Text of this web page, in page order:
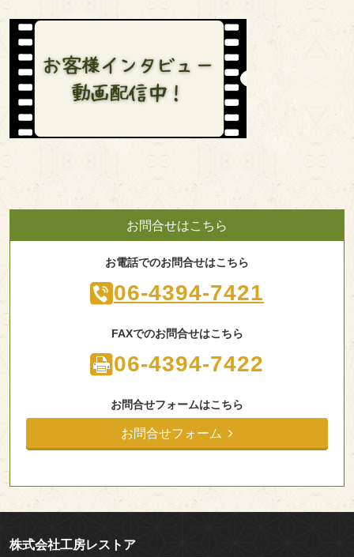
お問合せはこちら
お電話でのお問合せはこちら
06-4394-7421
FAXでのお問合せはこちら
06-4394-7422
お問合せフォームはこちら
お問合せフォーム
株式会社工房レストア